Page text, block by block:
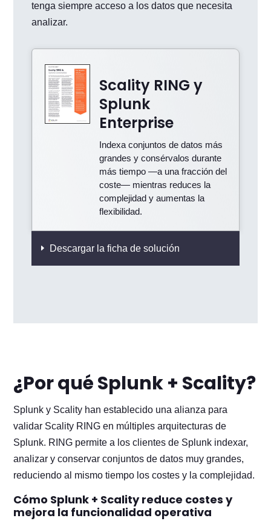
tenga siempre acceso a los datos que necesita
analizar.
Scality RING y
Splunk
Enterprise
Indexa conjuntos de datos más
grandes y consérvalos durante
más tiempo —a una fracción del
coste— mientras reduces la
complejidad y aumentas la
flexibilidad.
Descargar la ficha de solución
¿Por qué Splunk + Scality?
Splunk y Scality han establecido una alianza para
validar Scality RING en múltiples arquitecturas de
Splunk. RING permite a los clientes de Splunk indexar,
analizar y conservar conjuntos de datos muy grandes,
reduciendo al mismo tiempo los costes y la complejidad.
Cómo Splunk + Scality reduce costes y
mejora la funcionalidad operativa